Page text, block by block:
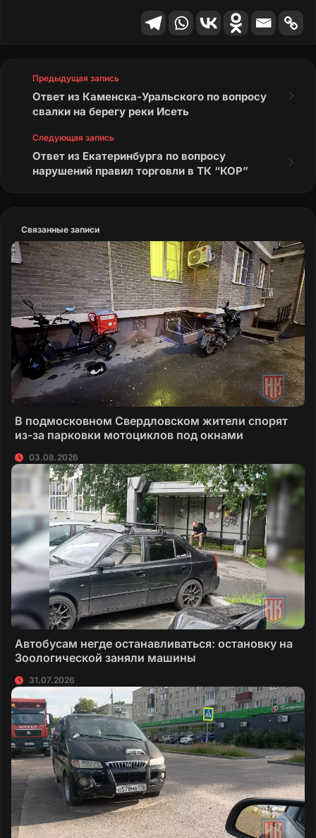
Предыдущая запись
Ответ из Каменска-Уральского по вопросу
свалки на берегу реки Исеть
Следующая запись
Ответ из Екатеринбурга по вопросу
нарушений правил торговли в ТК “КОР”
Связанные записи
В подмосковном Свердловском жители спорят
из-за парковки мотоциклов под окнами
03.08.2026
Автобусам негде останавливаться: остановку на
Зоологической заняли машины
31.07.2026